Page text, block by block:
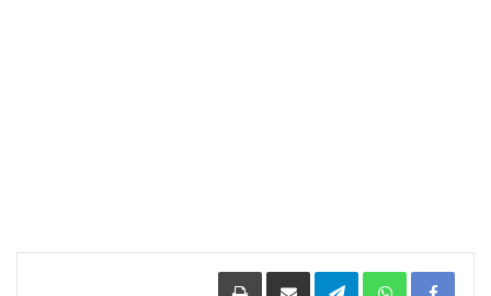
Facebook
WhatsApp
Telegramمشاركة عبر البريد طباعة